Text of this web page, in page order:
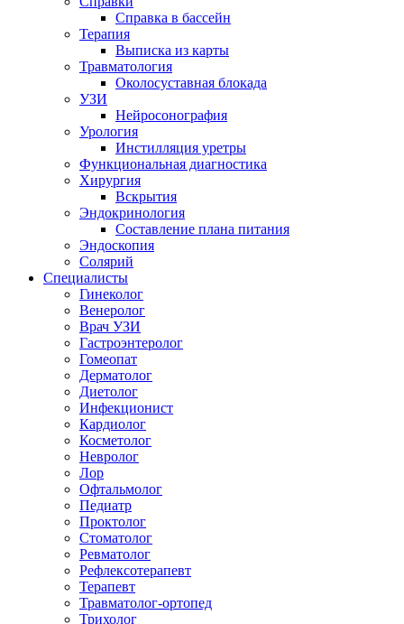
Справка в бассейн
Терапия
Выписка из карты
Травматология
Околосуставная блокада
УЗИ
Нейросонография
Урология
Инстилляция уретры
Функциональная диагностика
Хирургия
Вскрытия
Эндокринология
Составление плана питания
Эндоскопия
Солярий
Специалисты
Гинеколог
Венеролог
Врач УЗИ
Гастроэнтеролог
Гомеопат
Дерматолог
Диетолог
Инфекционист
Кардиолог
Косметолог
Невролог
Лор
Офтальмолог
Педиатр
Проктолог
Стоматолог
Ревматолог
Рефлексотерапевт
Терапевт
Травматолог-ортопед
Трихолог